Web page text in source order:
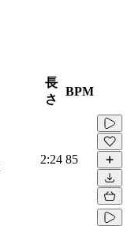
長
さ
BPM
2:24 85